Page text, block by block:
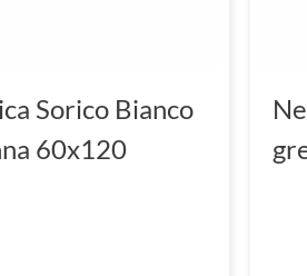
Sorico Bianco
60x120